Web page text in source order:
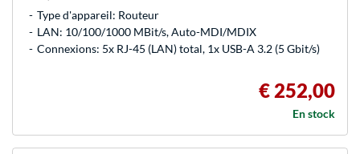
Type d'appareil: Routeur
LAN: 10/100/1000 MBit/s, Auto-MDI/MDIX
Connexions: 5x RJ-45 (LAN) total, 1x USB-A 3.2 (5 Gbit/s)
€ 252,00
En stock